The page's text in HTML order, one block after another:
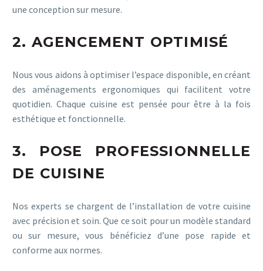
une conception sur mesure.
2. AGENCEMENT OPTIMISÉ
Nous vous aidons à optimiser l’espace disponible, en créant
des aménagements ergonomiques qui facilitent votre
quotidien. Chaque cuisine est pensée pour être à la fois
esthétique et fonctionnelle.
3. POSE PROFESSIONNELLE
DE CUISINE
Nos experts se chargent de l’installation de votre cuisine
avec précision et soin. Que ce soit pour un modèle standard
ou sur mesure, vous bénéficiez d’une pose rapide et
conforme aux normes.